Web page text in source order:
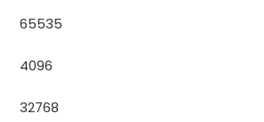
65535
4096
32768